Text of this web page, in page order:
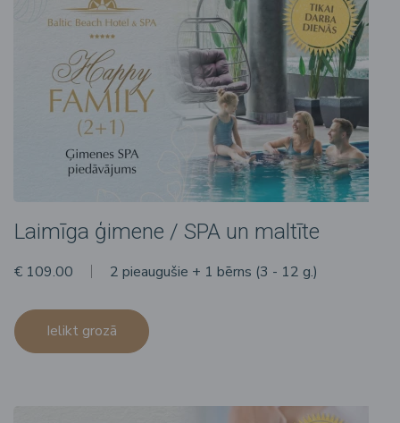
Laimīga ģimene / SPA un maltīte
€ 109.00 2 pieaugušie + 1 bērns (3 - 12 g.)
Ielikt grozā